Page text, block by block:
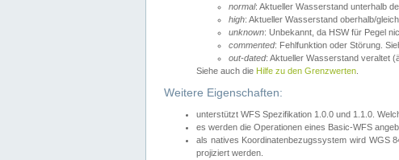
normal: Aktueller Wasserstand unterhalb
high: Aktueller Wasserstand oberhalb/
unknown: Unbekannt, da HSW für Pegel
commented: Fehlfunktion oder Störung.
out-dated: Aktueller Wasserstand veraltet
Siehe auch die Hilfe zu den Grenzwerten
Weitere Eigenschaften:
unterstützt WFS Spezifikation 1.0.0 und 1.1.0.
es werden die Operationen eines Basic-WFS
als natives Koordinatenbezugssystem wird WGS
projiziert werden.